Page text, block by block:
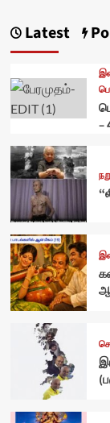
Latest
–